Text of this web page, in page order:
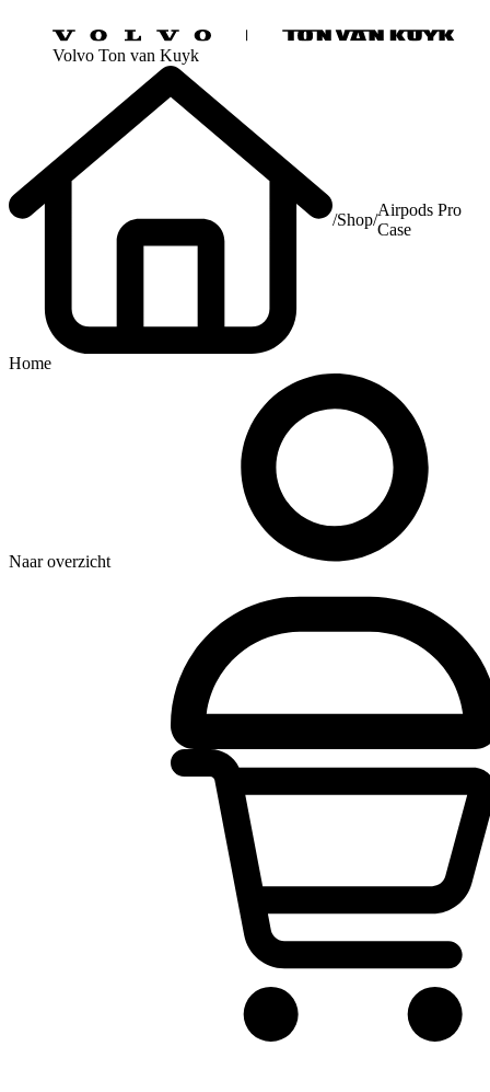
Volvo Ton van Kuyk
Home
/Shop/
Airpods Pro
Case
Naar overzicht